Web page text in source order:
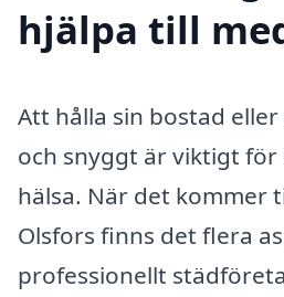
hjälpa till
Att hålla sin bostad
och snyggt är viktigt för
hälsa. När det kommer
Olsfors finns det flera
professionellt